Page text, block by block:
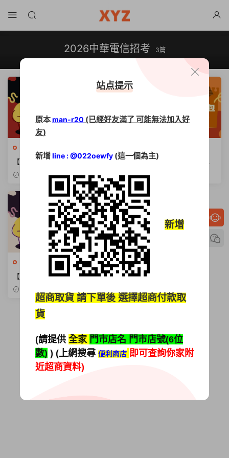
2026中華電信招考 3篇
事業招考
【2026中華電信招考】時
程、神級類組與報考Q&A全攻
2025-11-25
爆餡鐵飯碗【2026中華電信
8個月
2025-11-20
國營事業招考
【2026中華電信招考攻略】
高投報率與高效備考全指南！
站点提示
原本man-r20 (已經好友滿了 可能無法加入好
友)
新增line : @022oewfy (這一個為主)
新增
超商取貨 請下單後 選擇超商付款取
貨
(請提供 全家 門市店名 門市店號(6位
數) ) (上網搜尋 便利商店 即可查詢你家附
近超商資料)